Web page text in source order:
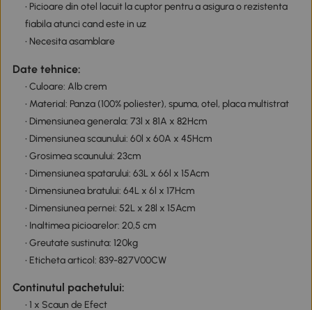
• Picioare din otel lacuit la cuptor pentru a asigura o rezistenta
fiabila atunci cand este in uz
• Necesita asamblare
Date tehnice:
• Culoare: Alb crem
• Material: Panza (100% poliester), spuma, otel, placa multistrat
• Dimensiunea generala: 73l x 81A x 82Hcm
• Dimensiunea scaunului: 60l x 60A x 45Hcm
• Grosimea scaunului: 23cm
• Dimensiunea spatarului: 63L x 66l x 15Acm
• Dimensiunea bratului: 64L x 6l x 17Hcm
• Dimensiunea pernei: 52L x 28l x 15Acm
• Inaltimea picioarelor: 20,5 cm
• Greutate sustinuta: 120kg
• Eticheta articol: 839-827V00CW
Continutul pachetului:
• 1 x Scaun de Efect